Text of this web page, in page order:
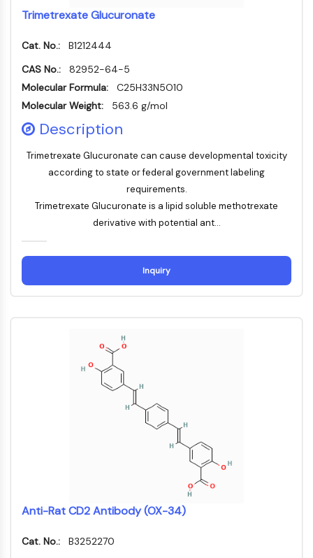
Conjugués anticorps-oligonucléotides
Anticorps ADC
Conjugués anticorps-médicament
(ADC)
(RDCs)
Charge utile d'ADC
Conjugués médicament-lien pour ADC
Lieur ADC
ÉPIGÉNÉTIQUE
Méthylation de l'ADN
ARN non codant
Domaine de lecture épigénétique
Modification de l'histone
Kinase sérine/thréonine associée aux
Kinase ribosomale S6 RSK
Trimetrexate Glucuronate
Cat. No.:
B1212444
CAS No.:
82952-64-5
Molecular Formula:
C25H33N5O10
Molecular Weight:
563.6 g/mol
Description
Trimetrexate Glucuronate can cause developmental toxicity
according to state or federal government labeling
requirements.
Trimetrexate Glucuronate is a lipid soluble methotrexate
derivative with potential ant...
Inquiry
Anti-Rat CD2 Antibody (OX-34)
Cat. No.:
B3252270